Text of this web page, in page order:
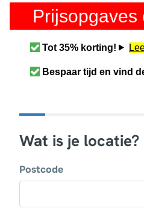
Prijsopgaves
Tot 35% korting!
Bespaar tijd en vind